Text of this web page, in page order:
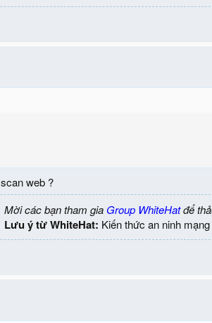
web ?
Mời các bạn tham gia Group WhiteHatđể
Lưu ý từ WhiteHat: Kiến thức an ninh